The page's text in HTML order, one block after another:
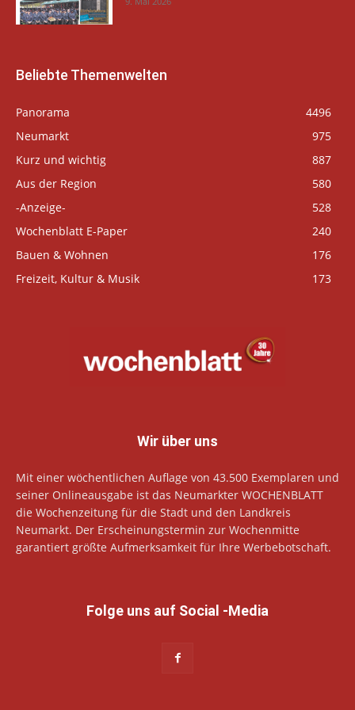
Beliebte Themenwelten
Panorama
4496
Neumarkt
975
Kurz und wichtig
887
Aus der Region
580
-Anzeige-
528
Wochenblatt E-Paper
240
Bauen & Wohnen
176
Freizeit, Kultur & Musik
173
Wir über uns
Mit einer wöchentlichen Auflage von 43.500 Exemplaren und
seiner Onlineausgabe ist das Neumarkter WOCHENBLATT
die Wochenzeitung für die Stadt und den Landkreis
Neumarkt. Der Erscheinungstermin zur Wochenmitte
garantiert größte Aufmerksamkeit für Ihre Werbebotschaft.
Folge uns auf Social -Media